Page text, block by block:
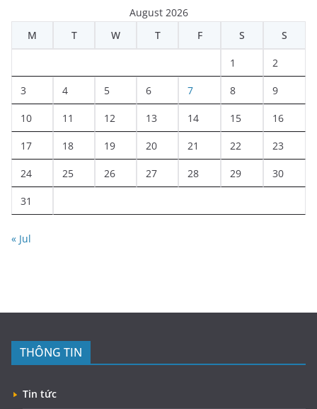
August 2026
M
T W T F S S
1 2
3 4 5 6 7 8 9
10 11 12 13 14 15 16
17 18 19 20 21 22 23
24 25 26 27 28 29 30
31
« Jul
THÔNG TIN
Tin tức